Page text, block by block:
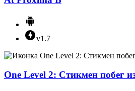
v1.7
One Level 2: Стикмен побег